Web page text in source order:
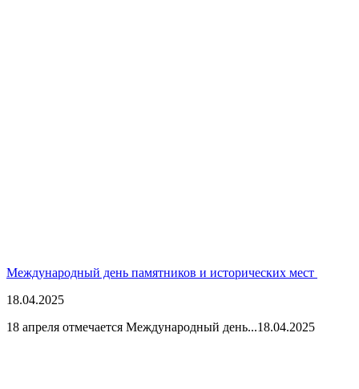
Международный день памятников и исторических мест
18.04.2025
18 апреля отмечается Международный день...18.04.2025